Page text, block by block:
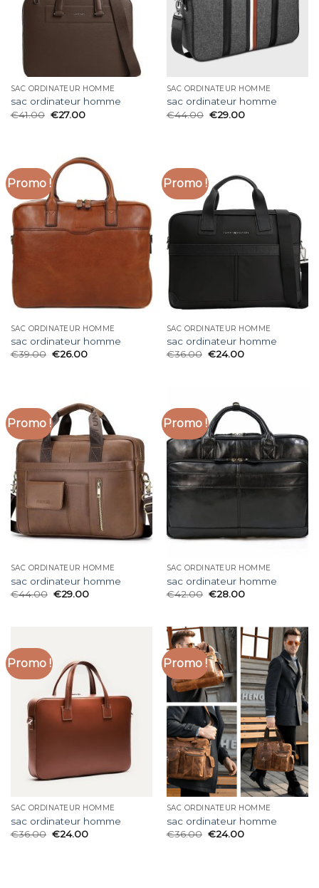
SAC ORDINATEUR HOMME
sac ordinateur homme
€41.00 €27.00
SAC ORDINATEUR HOMME
sac ordinateur homme
€44.00 €29.00
Promo !
SAC ORDINATEUR HOMME
sac ordinateur homme
€39.00 €26.00
Promo !
SAC ORDINATEUR HOMME
sac ordinateur homme
€36.00 €24.00
Promo !
SAC ORDINATEUR HOMME
sac ordinateur homme
€44.00 €29.00
Promo !
SAC ORDINATEUR HOMME
sac ordinateur homme
€42.00 €28.00
Promo !
SAC ORDINATEUR HOMME
sac ordinateur homme
€36.00 €24.00
Promo !
SAC ORDINATEUR HOMME
sac ordinateur homme
€36.00 €24.00